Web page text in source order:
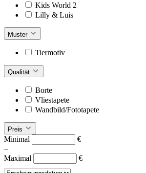
Kids World 2
Lilly & Luis
Muster
Tiermotiv
Qualität
Borte
Vliestapete
Wandbild/Fototapete
Preis
Minimal
€
–
Maximal
€